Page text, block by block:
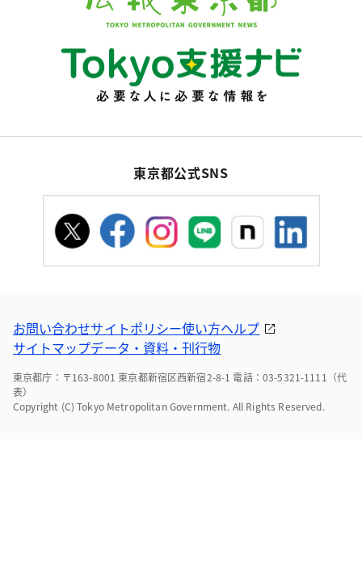
東京都公式SNS
お問い合わせサイトポリシー使い方ヘルプ
サイトマップデータ・資料・刊行物
東京都庁：〒163-8001 東京都新宿区西新宿2-8-1 電話：03-5321-1111（代
表）
Copyright (C) Tokyo Metropolitan Government. All Rights Reserved.